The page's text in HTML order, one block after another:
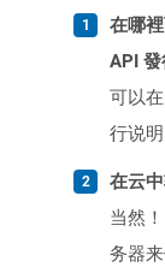
在哪
API 發
可以在
行说明
在云
当然
务器